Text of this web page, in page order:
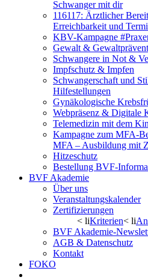
Schwanger mit dir
116117: Ärztlicher
Erreichbarkeit und
KBV-Kampagne
Gewalt &
Schwangere in Not &
Impfschutz & Impfen
Schwangerschaft und
Hilfestellungen
Gynäkologische
Webpräsenz & Digitale
Telemedizin mit dem
Kampagne zum MFA-
MFA – Ausbildung mit
Hitzeschutz
Bestellung BVF-
BVF Akademie
Über uns
Veranstaltungskalender
Zertifizierungen
< liKriterien< li
BVF Akademie-
AGB & Datenschutz
Kontakt
FOKO